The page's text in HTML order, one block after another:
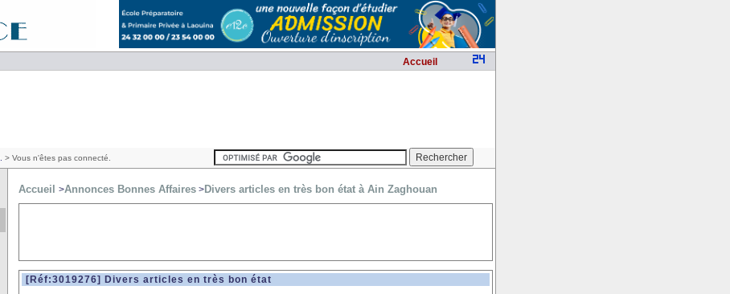
Accueil
> Vous n'êtes pas connecté.
Accueil >Annonces Bonnes Affaires>Divers articles en très bon état à Ain Zaghouan
[Réf:3019276] Divers articles en très bon état